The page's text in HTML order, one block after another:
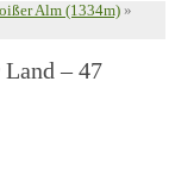
Alm (1334m) »
– 47